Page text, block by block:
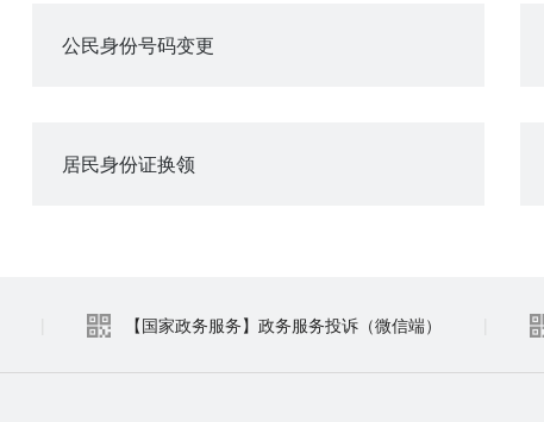
公民身份号码变更
居民身份证换领
【国家政务服务】政务服务投诉（微信端）